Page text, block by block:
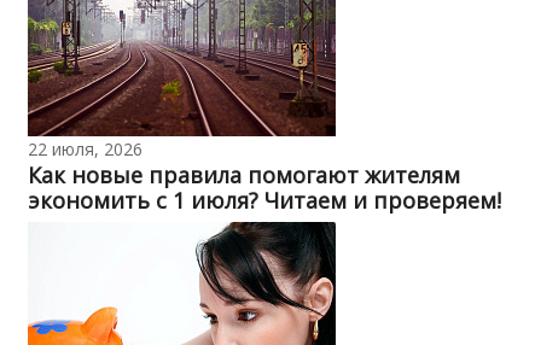
22 июля, 2026
Как новые правила помогают жителям
экономить с 1 июля? Читаем и проверяем!